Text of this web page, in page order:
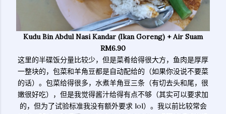
Kudu Bin Abdul Nasi Kandar (Ikan Goreng) + Air Suam
RM6.90
这里的半碟饭分量比较少，但是菜肴给得很大方，鱼肉是厚厚
一整块的，包菜和羊角豆都是自动配给的（如果你没说不要菜
的话）。包菜给得很多，水煮羊角豆三条（有切去头和尾，很
嫩很好吃），但是我觉得酱汁给得有点不够（其实可以要求加
的，但为了试验标准我没有额外要求 lol）。我以前比较常会